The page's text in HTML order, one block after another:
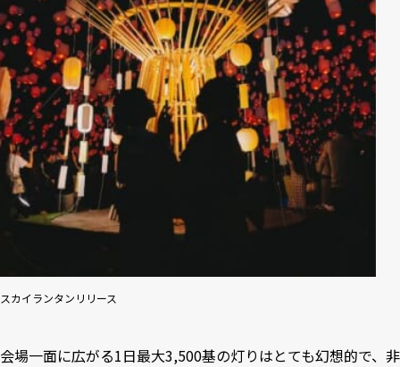
スカイランタンリリース
会場一面に広がる1日最大3,500基の灯りはとても幻想的で、非